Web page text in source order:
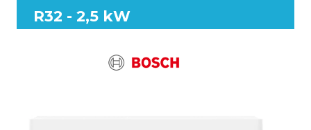
R32 - 2,5 kW